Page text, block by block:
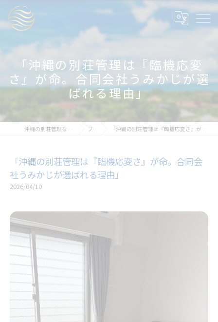
「沖縄の別荘管理は『臨機応変
さ』が命。合同会社うみかじが選
ばれる理由」
沖縄の別荘管理ならAir Fresh Okinawa ブログ 「沖縄の別荘管理は『臨機応変さ』が命。合同会社うみかじが選ばれる理由」
「沖縄の別荘管理は『臨機応変さ』が命。合同会
社うみかじが選ばれる理由」
2026/04/10